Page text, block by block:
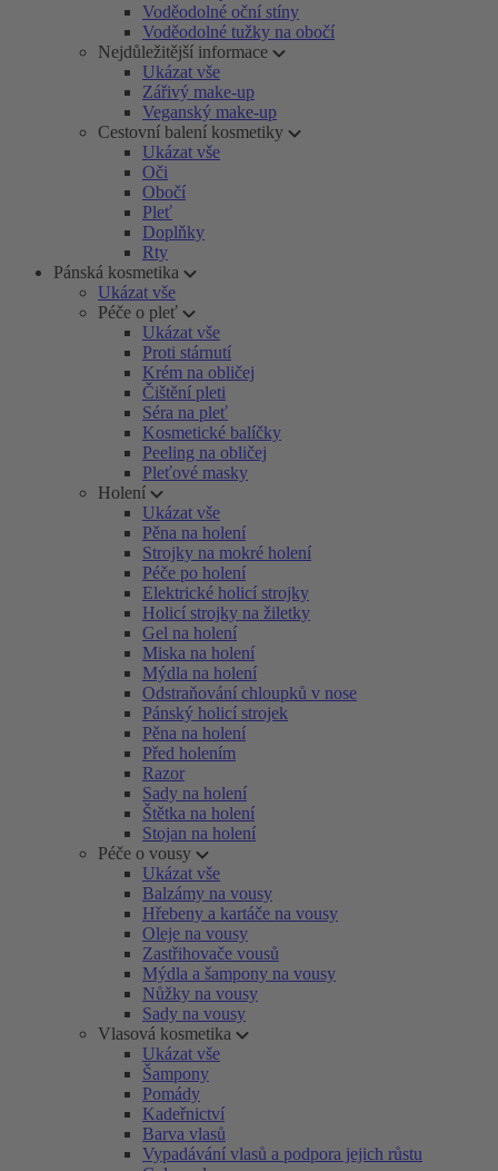
Voděodolné oční stíny
Voděodolné tužky na obočí
Nejdůležitější informace
Ukázat vše
Zářivý make-up
Veganský make-up
Cestovní balení kosmetiky
Ukázat vše
Oči
Obočí
Pleť
Doplňky
Rty
Pánská kosmetika
Ukázat vše
Péče o pleť
Ukázat vše
Proti stárnutí
Krém na obličej
Čištění pleti
Séra na pleť
Kosmetické balíčky
Peeling na obličej
Pleťové masky
Holení
Ukázat vše
Pěna na holení
Strojky na mokré holení
Péče po holení
Elektrické holicí strojky
Holicí strojky na žiletky
Gel na holení
Miska na holení
Mýdla na holení
Odstraňování chloupků v nose
Pánský holicí strojek
Pěna na holení
Před holením
Razor
Sady na holení
Štětka na holení
Stojan na holení
Péče o vousy
Ukázat vše
Balzámy na vousy
Hřebeny a kartáče na vousy
Oleje na vousy
Zastřihovače vousů
Mýdla a šampony na vousy
Nůžky na vousy
Sady na vousy
Vlasová kosmetika
Ukázat vše
Šampony
Pomády
Kadeřnictví
Barva vlasů
Vypadávání vlasů a podpora jejich růstu